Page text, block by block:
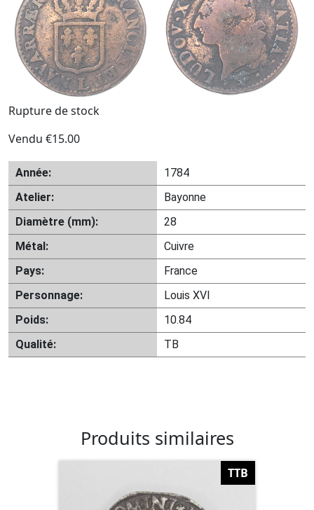
Rupture de stock
Vendu €15.00
Année:
1784
Atelier:
Bayonne
Diamètre (mm):
28
Métal:
Cuivre
Pays:
France
Personnage:
Louis XVI
Poids:
10.84
Qualité:
TB
Produits similaires
TTB